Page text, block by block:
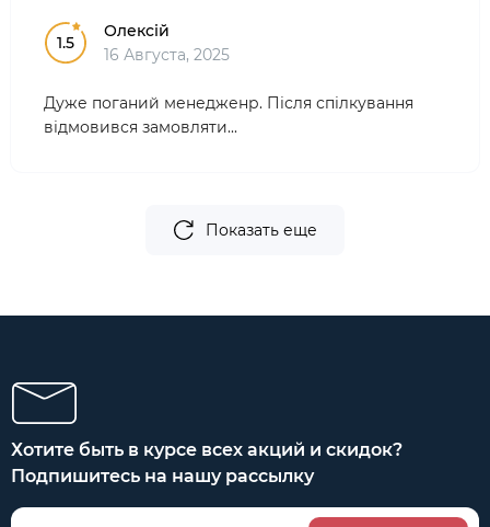
1.5
Олексій
16 Августа, 2025
Дуже поганий менедженр. Після спілкування
відмовився замовляти...
Показать еще
Хотите быть в курсе всех акций и скидок?
Подпишитесь на нашу рассылку